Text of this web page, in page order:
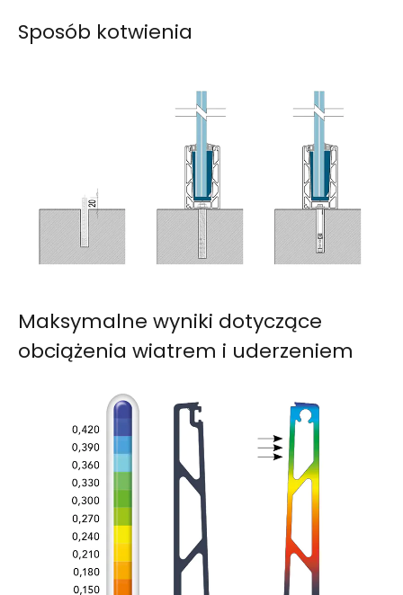
Sposób kotwienia
Maksymalne wyniki dotyczące
obciążenia wiatrem i uderzeniem